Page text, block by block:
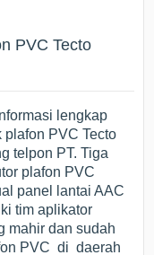
PVC Tecto
lengkap
PVC Tecto
telpon PT. Tiga
plafon PVC
panel lantai AAC
tim aplikator
mahir dan sudah
PVC di daerah